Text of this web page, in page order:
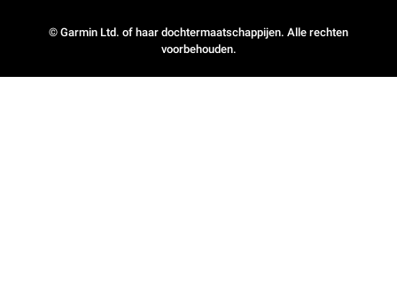
© Garmin Ltd. of haar dochtermaatschappijen. Alle rechten
voorbehouden.